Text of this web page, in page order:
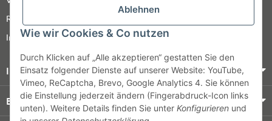
Ablehnen
Wie wir Cookies & Co nutzen
Durch Klicken auf „Alle akzeptieren“ gestatten Sie den
Einsatz folgender Dienste auf unserer Website: YouTube,
Vimeo, ReCaptcha, Brevo, Google Analytics 4. Sie können
die Einstellung jederzeit ändern (Fingerabdruck-Icon links
unten). Weitere Details finden Sie unter Konfigurieren und
Retour
Impressum
Informationen
Bezahlung & Versand